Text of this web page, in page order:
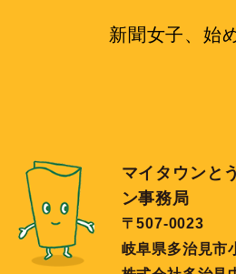
新聞女子、始
マイタウンと
ン事務局
〒507-0023
岐阜県多治見市